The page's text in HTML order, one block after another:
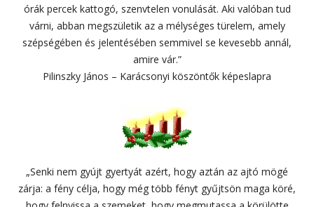
órák percek kattogó, szenvtelen vonulását. Aki valóban tud
várni, abban megszületik az a mélységes türelem, amely
szépségében és jelentésében semmivel se kevesebb annál,
amire vár.”
Pilinszky János – Karácsonyi köszöntők képeslapra
„Senki nem gyújt gyertyát azért, hogy aztán az ajtó mögé
zárja: a fény célja, hogy még több fényt gyűjtsön maga köré,